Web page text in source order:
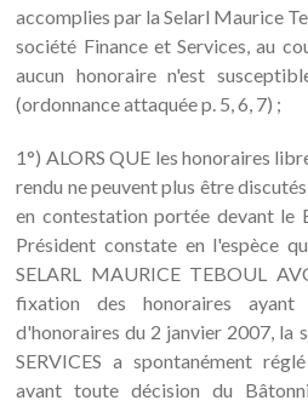
accomplies par la Selarl Maurice
société Finance et Services, au
aucun honoraire n'est
(ordonnance attaquée p. 5, 6, 7) ;
1°) ALORS QUE les honoraires
rendu ne peuvent plus être
en contestation portée devant le
Président constate en l'espèce
SELARL MAURICE TEBOUL
fixation des honoraires
d'honoraires du 2 janvier 2007, la
SERVICES a spontanément
avant toute décision du